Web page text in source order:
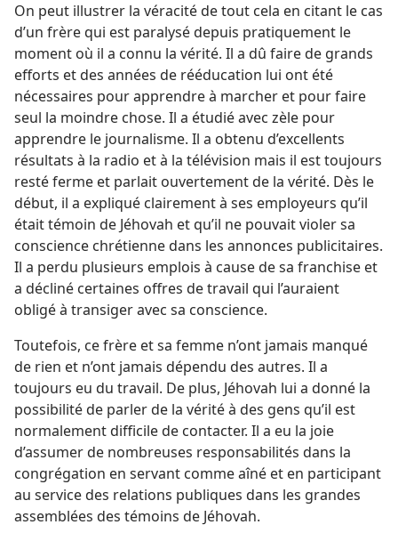
On peut illustrer la véracité de tout cela en citant le cas
d’un frère qui est paralysé depuis pratiquement le
moment où il a connu la vérité. Il a dû faire de grands
efforts et des années de rééducation lui ont été
nécessaires pour apprendre à marcher et pour faire
seul la moindre chose. Il a étudié avec zèle pour
apprendre le journalisme. Il a obtenu d’excellents
résultats à la radio et à la télévision mais il est toujours
resté ferme et parlait ouvertement de la vérité. Dès le
début, il a expliqué clairement à ses employeurs qu’il
était témoin de Jéhovah et qu’il ne pouvait violer sa
conscience chrétienne dans les annonces publicitaires.
Il a perdu plusieurs emplois à cause de sa franchise et
a décliné certaines offres de travail qui l’auraient
obligé à transiger avec sa conscience.
Toutefois, ce frère et sa femme n’ont jamais manqué
de rien et n’ont jamais dépendu des autres. Il a
toujours eu du travail. De plus, Jéhovah lui a donné la
possibilité de parler de la vérité à des gens qu’il est
normalement difficile de contacter. Il a eu la joie
d’assumer de nombreuses responsabilités dans la
congrégation en servant comme aîné et en participant
au service des relations publiques dans les grandes
assemblées des témoins de Jéhovah.